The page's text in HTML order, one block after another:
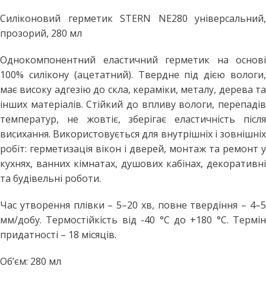
Силіконовий герметик STERN NE280 універсальний,
прозорий, 280 мл
Однокомпонентний еластичний герметик на основі
100% силікону (ацетатний). Твердне під дією вологи,
має високу адгезію до скла, кераміки, металу, дерева та
інших матеріалів. Стійкий до впливу вологи, перепадів
температур, не жовтіє, зберігає еластичність після
висихання. Використовується для внутрішніх і зовнішніх
робіт: герметизація вікон і дверей, монтаж та ремонт у
кухнях, ванних кімнатах, душових кабінах, декоративні
та будівельні роботи.
Час утворення плівки – 5–20 хв, повне твердіння – 4–5
мм/добу. Термостійкість від -40 °C до +180 °C. Термін
придатності – 18 місяців.
Об’єм: 280 мл